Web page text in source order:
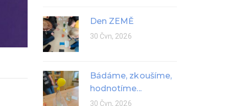
Den ZEMĚ
30 Čvn, 2026
Bádáme, zkoušíme,
hodnotíme...
30 Čvn, 2026